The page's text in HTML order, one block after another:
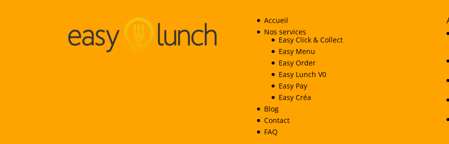
Accueil
Nos services
Easy Click & Collect
Easy Menu
Easy Order
Easy Lunch V0
Easy Pay
Easy Créa
Blog
Contact
FAQ